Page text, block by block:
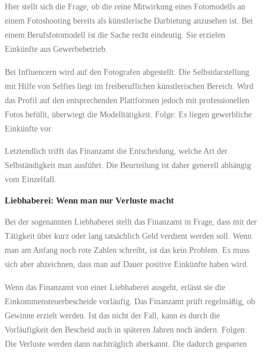
Hier stellt sich die Frage, ob die reine Mitwirkung eines Fotomodells an
einem Fotoshooting bereits als künstlerische Darbietung anzusehen ist. Bei
einem Berufsfotomodell ist die Sache recht eindeutig. Sie erzielen
Einkünfte aus Gewerbebetrieb.
Bei Influencern wird auf den Fotografen abgestellt. Die Selbstdarstellung
mit Hilfe von Selfies liegt im freiberuflichen künstlerischen Bereich. Wird
das Profil auf den entsprechenden Plattformen jedoch mit professionellen
Fotos befüllt, überwiegt die Modelltätigkeit. Folge: Es liegen gewerbliche
Einkünfte vor.
Letztendlich trifft das Finanzamt die Entscheidung, welche Art der
Selbständigkeit man ausführt. Die Beurteilung ist daher generell abhängig
vom Einzelfall.
Liebhaberei: Wenn man nur Verluste macht
Bei der sogenannten Liebhaberei stellt das Finanzamt in Frage, dass mit der
Tätigkeit über kurz oder lang tatsächlich Geld verdient werden soll. Wenn
man am Anfang noch rote Zahlen schreibt, ist das kein Problem. Es muss
sich aber abzeichnen, dass man auf Dauer positive Einkünfte haben wird.
Wenn das Finanzamt von einer Liebhaberei ausgeht, erlässt sie die
Einkommensteuerbescheide vorläufig. Das Finanzamt prüft regelmäßig, ob
Gewinne erzielt werden. Ist das nicht der Fall, kann es durch die
Vorläufigkeit den Bescheid auch in späteren Jahren noch ändern. Folgen:
Die Verluste werden dann nachträglich aberkannt. Die dadurch gesparten